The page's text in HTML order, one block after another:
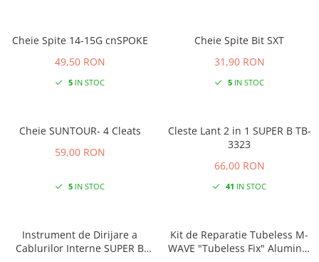
Cheie Spite 14-15G cnSPOKE
49,50 RON
5IN STOC
Cheie Spite Bit SXT
31,90 RON
5IN STOC
Cheie SUNTOUR- 4 Cleats
59,00 RON
5IN STOC
Cleste Lant 2 in 1 SUPER B TB-
3323
66,00 RON
41 IN STOC
Instrument de Dirijare a
Cablurilor Interne SUPER B
Kit de Reparatie Tubeless M-
WAVE "Tubeless Fix" Aluminiu